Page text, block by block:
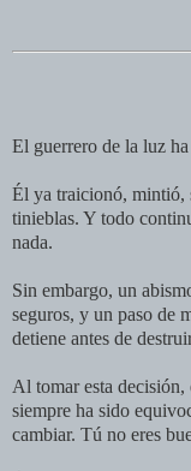
El guerrero de la luz
Él ya traicionó, mintió,
tinieblas. Y todo
nada.
Sin embargo, un
seguros, y un paso de
detiene antes de
Al tomar esta
siempre ha sido
cambiar. Tú no eres